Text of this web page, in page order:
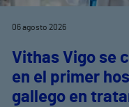
06 agosto 2026
Vithas Vigo se
en el primer
gallego en